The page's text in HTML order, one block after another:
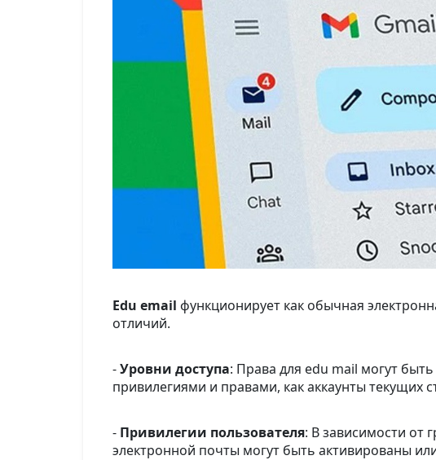
Edu email функционирует как обычная
отличий.
-Уровни доступа: Права для edu mail могут
привилегиями и правами, как аккаунты текущих
- Привилегии пользователя: В зависимости от
электронной почты могут быть активированы